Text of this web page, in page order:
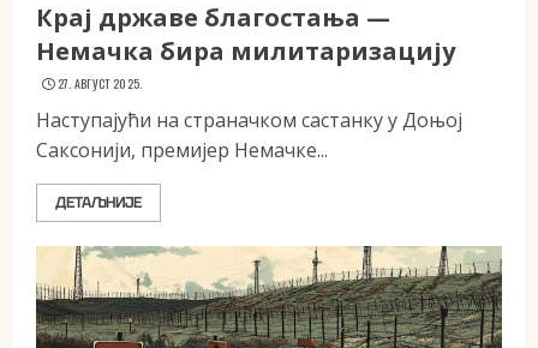
Крај државе благостања —
Немачка бира милитаризацију
27. АВГУСТ 2025.
Наступајући на страначком састанку у Доњој
Саксонији, премијер Немачке...
ДЕТАЉНИЈЕ